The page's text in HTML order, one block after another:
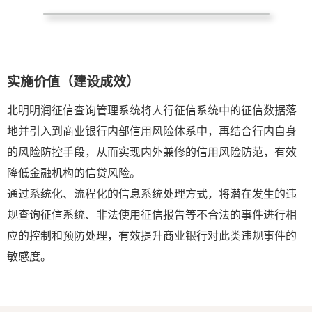
实施价值（建设成效）
北明明润征信查询管理系统将人行征信系统中的征信数据落
地并引入到商业银行内部信用风险体系中，再结合行内自身
的风险防控手段，从而实现内外兼修的信用风险防范，有效
降低金融机构的信贷风险。
通过系统化、流程化的信息系统处理方式，将潜在发生的违
规查询征信系统、非法使用征信报告等不合法的事件进行相
应的控制和预防处理，有效提升商业银行对此类违规事件的
敏感度。